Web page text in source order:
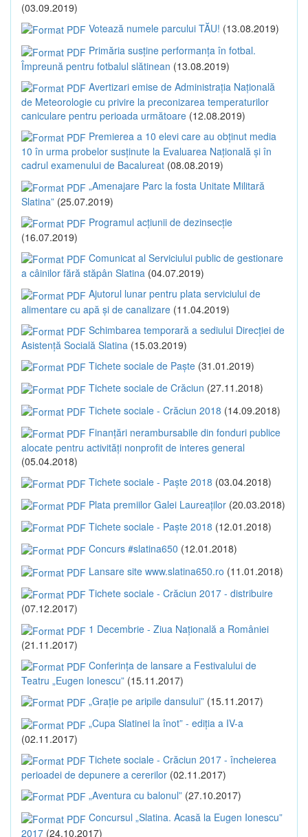
(03.09.2019)
Votează numele parcului TĂU! (13.08.2019)
Primăria susține performanța în fotbal.
Împreună pentru fotbalul slătinean (13.08.2019)
Avertizari emise de Administrația Națională
de Meteorologie cu privire la preconizarea temperaturilor
caniculare pentru perioada următoare (12.08.2019)
Premierea a 10 elevi care au obținut media
10 în urma probelor susținute la Evaluarea Națională și în
cadrul examenului de Bacalureat (08.08.2019)
„Amenajare Parc la fosta Unitate Militară
Slatina” (25.07.2019)
Programul acțiunii de dezinsecție
(16.07.2019)
Comunicat al Serviciului public de gestionare
a câinilor fără stăpân Slatina (04.07.2019)
Ajutorul lunar pentru plata serviciului de
alimentare cu apă și de canalizare (11.04.2019)
Schimbarea temporară a sediului Direcției de
Asistență Socială Slatina (15.03.2019)
Tichete sociale de Paște (31.01.2019)
Tichete sociale de Crăciun (27.11.2018)
Tichete sociale - Crăciun 2018 (14.09.2018)
Finanțări nerambursabile din fonduri publice
alocate pentru activități nonprofit de interes general
(05.04.2018)
Tichete sociale - Paște 2018 (03.04.2018)
Plata premiilor Galei Laureaților (20.03.2018)
Tichete sociale - Paște 2018 (12.01.2018)
Concurs #slatina650 (12.01.2018)
Lansare site www.slatina650.ro (11.01.2018)
Tichete sociale - Crăciun 2017 - distribuire
(07.12.2017)
1 Decembrie - Ziua Națională a României
(21.11.2017)
Conferința de lansare a Festivalului de
Teatru „Eugen Ionescu” (15.11.2017)
„Grație pe aripile dansului” (15.11.2017)
„Cupa Slatinei la înot” - ediția a IV-a
(02.11.2017)
Tichete sociale - Crăciun 2017 - încheierea
perioadei de depunere a cererilor (02.11.2017)
„Aventura cu balonul” (27.10.2017)
Concursul „Slatina. Acasă la Eugen Ionescu”
2017 (24.10.2017)